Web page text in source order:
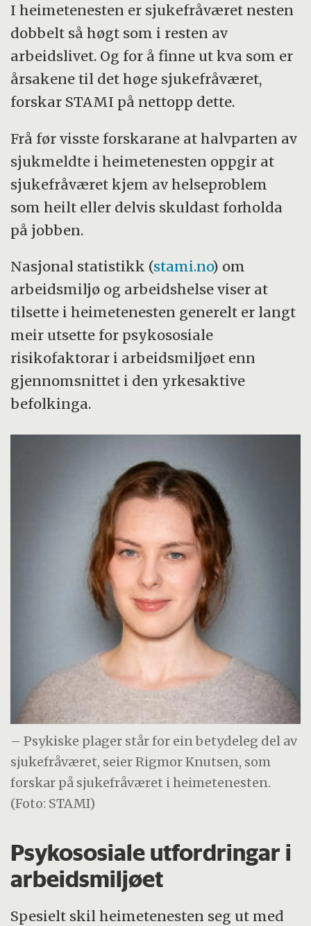
I heimetenesten er sjukefråværet nesten
dobbelt så høgt som i resten av
arbeidslivet. Og for å finne ut kva som er
årsakene til det høge sjukefråværet,
forskar STAMI på nettopp dette.
Frå før visste forskarane at halvparten av
sjukmeldte i heimetenesten oppgir at
sjukefråværet kjem av helseproblem
som heilt eller delvis skuldast forholda
på jobben.
Nasjonal statistikk (stami.no) om
arbeidsmiljø og arbeidshelse viser at
tilsette i heimetenesten generelt er langt
meir utsette for psykososiale
risikofaktorar i arbeidsmiljøet enn
gjennomsnittet i den yrkesaktive
befolkinga.
– Psykiske plager står for ein betydeleg del av
sjukefråværet, seier Rigmor Knutsen, som
forskar på sjukefråværet i heimetenesten.
(Foto: STAMI)
Psykososiale utfordringar i
arbeidsmiljøet
Spesielt skil heimetenesten seg ut med